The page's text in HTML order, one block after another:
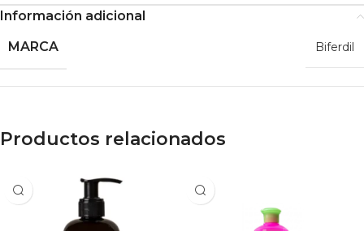
Información adicional
MARCA
Biferdil
Productos relacionados